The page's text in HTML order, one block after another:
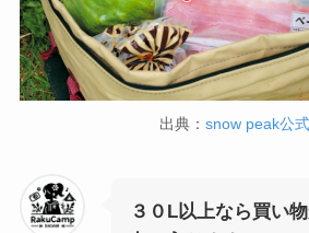
出典： snow peak公
３０L以上なら買い